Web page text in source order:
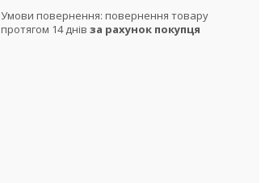
повернення товару
протягом 14 днів за рахунок покупця